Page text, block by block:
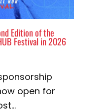
Edition of the
Festival in 2026
open for